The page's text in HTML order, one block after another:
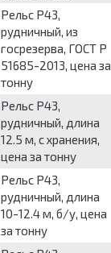
Рельс Р43,
рудничный, из
госрезерва, ГОСТ Р
51685-2013, цена за
тонну
Рельс Р43,
рудничный, длина
12.5 м, с хранения,
цена за тонну
Рельс Р43,
рудничный, длина
10-12.4 м, б/у, цена
за тонну